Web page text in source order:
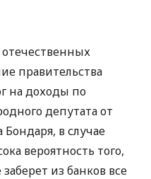
правительства
на доходы по
депутата от
в случае
вероятность того,
из банков все